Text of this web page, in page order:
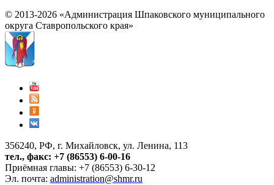
© 2013-2026 «Администрация Шпаковского муниципального
округа Ставропольского края»
356240, РФ, г. Михайловск, ул. Ленина, 113
тел., факс: +7 (86553) 6-00-16
Приёмная главы: +7 (86553) 6-30-12
Эл. почта: administration@shmr.ru